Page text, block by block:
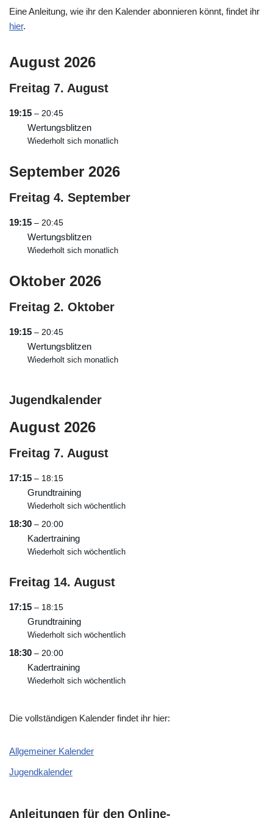
Eine Anleitung, wie ihr den Kalender abonnieren könnt, findet ihr
hier.
August 2026
Freitag 7. August
19:15 – 20:45
Wertungsblitzen
Wiederholt sich monatlich
September 2026
Freitag 4. September
19:15 – 20:45
Wertungsblitzen
Wiederholt sich monatlich
Oktober 2026
Freitag 2. Oktober
19:15 – 20:45
Wertungsblitzen
Wiederholt sich monatlich
Jugendkalender
August 2026
Freitag 7. August
17:15 – 18:15
Grundtraining
Wiederholt sich wöchentlich
18:30 – 20:00
Kadertraining
Wiederholt sich wöchentlich
Freitag 14. August
17:15 – 18:15
Grundtraining
Wiederholt sich wöchentlich
18:30 – 20:00
Kadertraining
Wiederholt sich wöchentlich
Die vollständigen Kalender findet ihr hier:
Allgemeiner Kalender
Jugendkalender
Anleitungen für den Online-